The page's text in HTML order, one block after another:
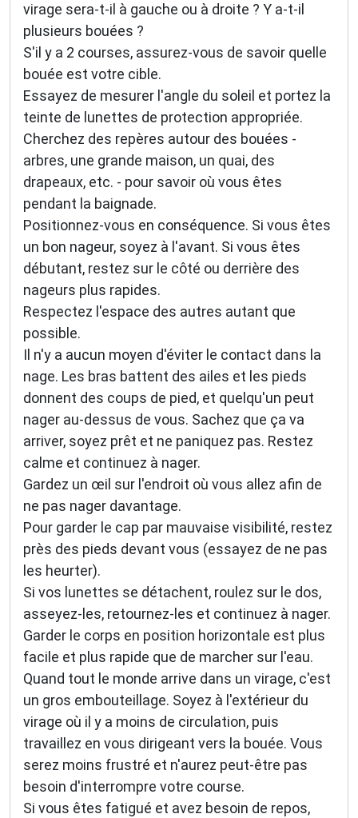
virage sera-t-il à gauche ou à droite ? Y a-t-il
plusieurs bouées ?
S'il y a 2 courses, assurez-vous de savoir quelle
bouée est votre cible.
Essayez de mesurer l'angle du soleil et portez la
teinte de lunettes de protection appropriée.
Cherchez des repères autour des bouées -
arbres, une grande maison, un quai, des
drapeaux, etc. - pour savoir où vous êtes
pendant la baignade.
Positionnez-vous en conséquence. Si vous êtes
un bon nageur, soyez à l'avant. Si vous êtes
débutant, restez sur le côté ou derrière des
nageurs plus rapides.
Respectez l'espace des autres autant que
possible.
Il n'y a aucun moyen d'éviter le contact dans la
nage. Les bras battent des ailes et les pieds
donnent des coups de pied, et quelqu'un peut
nager au-dessus de vous. Sachez que ça va
arriver, soyez prêt et ne paniquez pas. Restez
calme et continuez à nager.
Gardez un œil sur l'endroit où vous allez afin de
ne pas nager davantage.
Pour garder le cap par mauvaise visibilité, restez
près des pieds devant vous (essayez de ne pas
les heurter).
Si vos lunettes se détachent, roulez sur le dos,
asseyez-les, retournez-les et continuez à nager.
Garder le corps en position horizontale est plus
facile et plus rapide que de marcher sur l'eau.
Quand tout le monde arrive dans un virage, c'est
un gros embouteillage. Soyez à l'extérieur du
virage où il y a moins de circulation, puis
travaillez en vous dirigeant vers la bouée. Vous
serez moins frustré et n'aurez peut-être pas
besoin d'interrompre votre course.
Si vous êtes fatigué et avez besoin de repos,